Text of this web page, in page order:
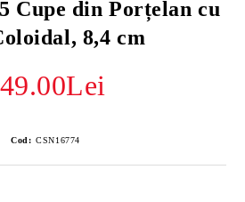
Cupe din Porțelan cu
8,4 cm
Cod: CSN16774